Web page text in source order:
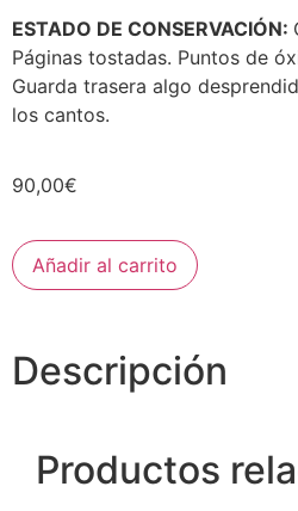
ESTADO DE CONSERVACIÓN:
Páginas tostadas. Puntos de
Guarda trasera algo
los cantos.
90,00€
Añadir al carrito
Descripción
Productos